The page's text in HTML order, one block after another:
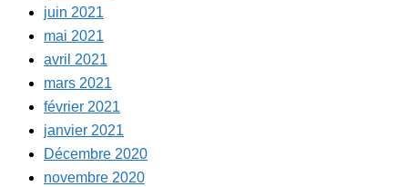
juin 2021
mai 2021
avril 2021
mars 2021
février 2021
janvier 2021
Décembre 2020
novembre 2020